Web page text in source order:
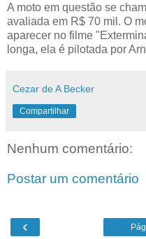
A moto em questão se
avaliada em R$ 70 mil. O
aparecer no filme
longa, ela é pilotada por
Cezar de A Becker
Compartilhar
Nenhum comentário:
Postar um comentário
‹